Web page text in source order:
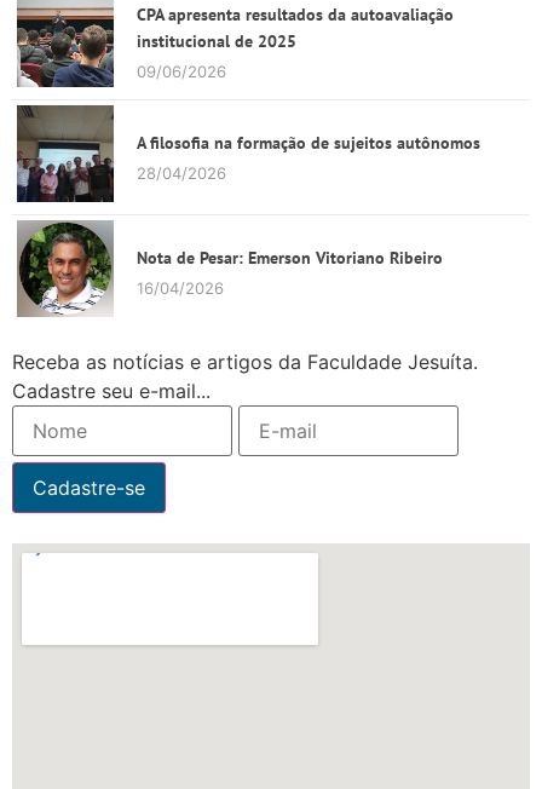
CPA apresenta resultados da autoavaliação
institucional de 2025
09/06/2026
A filosofia na formação de sujeitos autônomos
28/04/2026
Nota de Pesar: Emerson Vitoriano Ribeiro
16/04/2026
Receba as notícias e artigos da Faculdade Jesuíta.
Cadastre seu e-mail...